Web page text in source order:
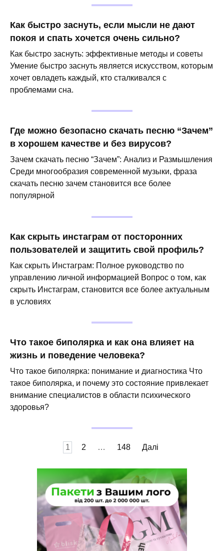
Как быстро заснуть, если мысли не дают
покоя и спать хочется очень сильно?
Как быстро заснуть: эффективные методы и советы
Умение быстро заснуть является искусством, которым
хочет овладеть каждый, кто сталкивался с
проблемами сна.
Где можно безопасно скачать песню “Зачем”
в хорошем качестве и без вирусов?
Зачем скачать песню “Зачем”: Анализ и Размышления
Среди многообразия современной музыки, фраза
скачать песню зачем становится все более
популярной
Как скрыть инстаграм от посторонних
пользователей и защитить свой профиль?
Как скрыть Инстаграм: Полное руководство по
управлению личной информацией Вопрос о том, как
скрыть Инстаграм, становится все более актуальным
в условиях
Что такое биполярка и как она влияет на
жизнь и поведение человека?
Что такое биполярка: понимание и диагностика Что
такое биполярка, и почему это состояние привлекает
внимание специалистов в области психического
здоровья?
1 2 … 148 Далі